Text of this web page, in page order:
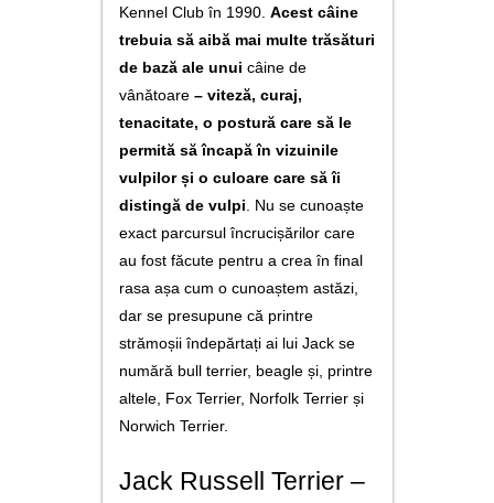
Kennel Club în 1990. Acest câine
trebuia să aibă mai multe trăsături
de bază ale unui câine de
vânătoare – viteză, curaj,
tenacitate, o postură care să le
permită să încapă în vizuinile
vulpilor și o culoare care să îi
distingă de vulpi. Nu se cunoaște
exact parcursul încrucișărilor care
au fost făcute pentru a crea în final
rasa așa cum o cunoaștem astăzi,
dar se presupune că printre
strămoșii îndepărtați ai lui Jack se
numără bull terrier, beagle și, printre
altele, Fox Terrier, Norfolk Terrier și
Norwich Terrier.
Jack Russell Terrier –